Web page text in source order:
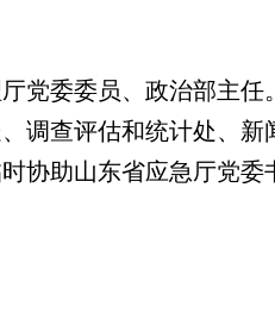
委委员、政治部主任
调查评估和统计处、新
协助山东省应急厅党委